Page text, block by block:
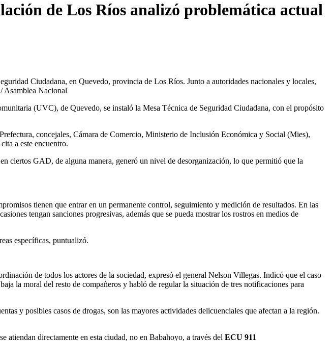
de Los Ríos analizó problemática actual
Ciudadana, en Quevedo, provincia de Los Ríos. Junto a autoridades nacionales y locales,
Asamblea Nacional
(UVC), de Quevedo, se instaló la Mesa Técnica de Seguridad Ciudadana, con el propósito
concejales, Cámara de Comercio, Ministerio de Inclusión Económica y Social (Mies),
a este encuentro.
ciertos GAD, de alguna manera, generó un nivel de desorganización, lo que permitió que la
tienen que entrar en un permanente control, seguimiento y medición de resultados. En las
tengan sanciones progresivas, además que se pueda mostrar los rostros en medios de
específicas, puntualizó.
de todos los actores de la sociedad, expresó el general Nelson Villegas. Indicó que el caso
la moral del resto de compañeros y habló de regular la situación de tres notificaciones para
y posibles casos de drogas, son las mayores actividades delicuenciales que afectan a la región.
atiendan directamente en esta ciudad, no en Babahoyo, a través del ECU 911